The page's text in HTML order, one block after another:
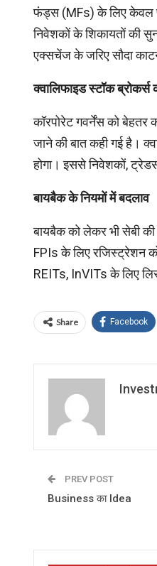
फंड्स (MFs) के लिए केवल
निवेशकों के शिकायतों की
एक्सचेंज के जरिए सौदा
क्वालिफाइड स्टॉक ब्रोकर्स
कॉरपोरेट गवर्नेंस को बेहतर
जाने की बात कही गई है।
होगा। इससे निवेशकों,
बायबैक के नियमों में बदलाव
बायबैक को लेकर भी सेबी
FPIs के लिए रजिस्ट्रेशन
REITs, InVITs के लिए
Share Facebook
PREV POST
Business का Idea